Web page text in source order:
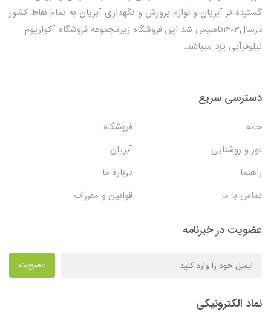
گسترده تر آبزیان و لوازم پرورش و نگهداری آبزیان به تمام نقاط کشور
درسال1403تاسیس شد این فروشگاه زیرمجموعه فروشگاه آکواریوم
نیلوفرآبی یزد میباشد.
دسترسی سریع
خانه
فروشگاه
نور و روشنایی
آبزیان
راهنما
درباره ما
تماس با ما
قوانین و مقررات
عضویت در خبرنامه
عضویت
نماد الکترونیکی